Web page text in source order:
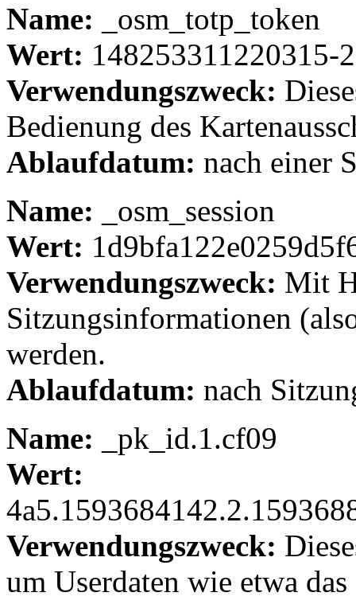
Name: _osm_totp_token
Wert: 148253311220315-2
Verwendungszweck:
Bedienung des
Ablaufdatum: nach einer
Name: _osm_session
Wert:
Verwendungszweck: Mit
Sitzungsinformationen
werden.
Ablaufdatum: nach
Name: _pk_id.1.cf09
Wert:
Verwendungszweck:
um Userdaten wie etwa